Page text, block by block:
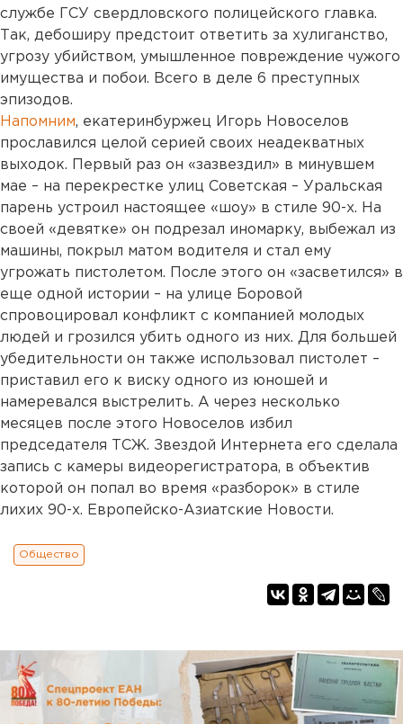
службе ГСУ свердловского полицейского главка.
Так, дебоширу предстоит ответить за хулиганство,
угрозу убийством, умышленное повреждение чужого
имущества и побои. Всего в деле 6 преступных
эпизодов.
Напомним, екатеринбуржец Игорь Новоселов
прославился целой серией своих неадекватных
выходок. Первый раз он «зазвездил» в минувшем
мае – на перекрестке улиц Советская – Уральская
парень устроил настоящее «шоу» в стиле 90-х. На
своей «девятке» он подрезал иномарку, выбежал из
машины, покрыл матом водителя и стал ему
угрожать пистолетом. После этого он «засветился» в
еще одной истории – на улице Боровой
спровоцировал конфликт с компанией молодых
людей и грозился убить одного из них. Для большей
убедительности он также использовал пистолет –
приставил его к виску одного из юношей и
намеревался выстрелить. А через несколько
месяцев после этого Новоселов избил
председателя ТСЖ. Звездой Интернета его сделала
запись с камеры видеорегистратора, в объектив
которой он попал во время «разборок» в стиле
лихих 90-х. Европейско-Азиатские Новости.
Общество